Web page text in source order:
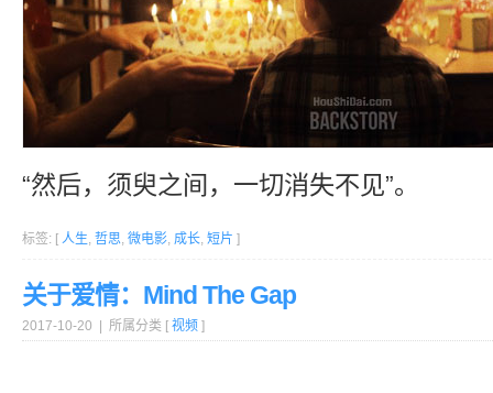
“然后，须臾之间，一切消失不见”。
标签: [ 人生, 哲思, 微电影, 成长, 短片 ]
关于爱情：Mind The Gap
2017-10-20 | 所属分类 [ 视频 ]